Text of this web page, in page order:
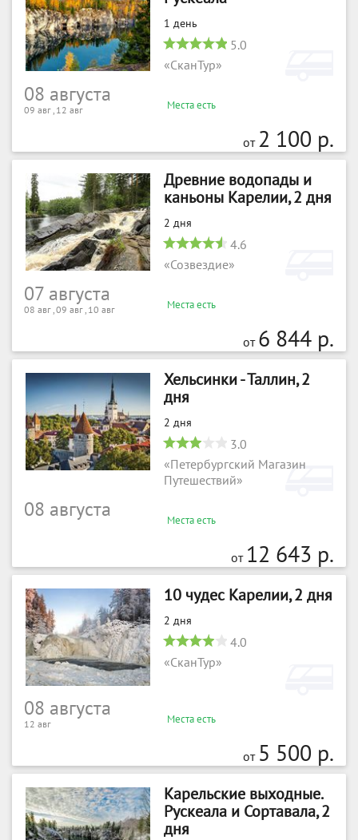
1 день
5.0
«СканТур»
08 августа
09 авг , 12 авг Места есть
от 2 100 р.
Древние водопады и
каньоны Карелии, 2 дня
2 дня
4.6
«Созвездие»
07 августа
08 авг , 09 авг , 10 авг Места есть
от 6 844 р.
Хельсинки - Таллин, 2
дня
2 дня
3.0
«Петербургский Магазин
Путешествий»
08 августа Места есть
от 12 643 р.
10 чудес Карелии, 2 дня
2 дня
4.0
«СканТур»
08 августа
12 авг Места есть
от 5 500 р.
Карельские выходные.
Рускеала и Сортавала, 2
дня